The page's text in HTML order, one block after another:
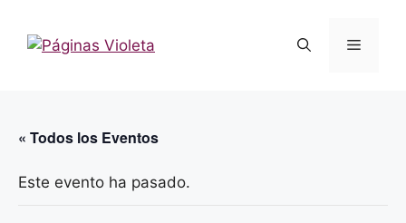
contenido
Menú
« Todos los Eventos
Este evento ha pasado.